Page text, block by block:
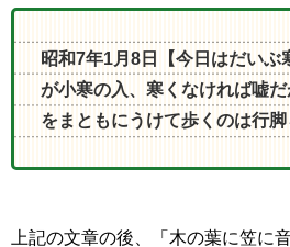
昭和7年1月8日【今日はだいぶ
が小寒の入、寒くなければ嘘
をまともにうけて歩くのは行脚
上記の文章の後、「木の葉に笠に